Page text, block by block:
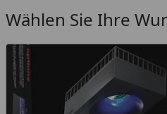
Wählen Sie Ihre